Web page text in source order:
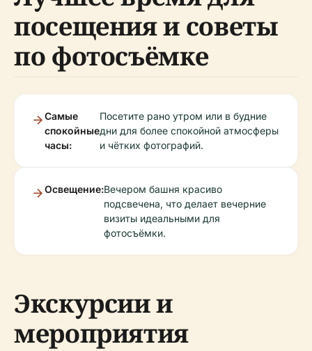
посещения и советы
по фотосъёмке
Самые
спокойные
часы:
Посетите рано утром или в будние
дни для более спокойной атмосферы
и чётких фотографий.
Освещение:Вечером башня красиво
подсвечена, что делает вечерние
визиты идеальными для
фотосъёмки.
Экскурсии и
мероприятия